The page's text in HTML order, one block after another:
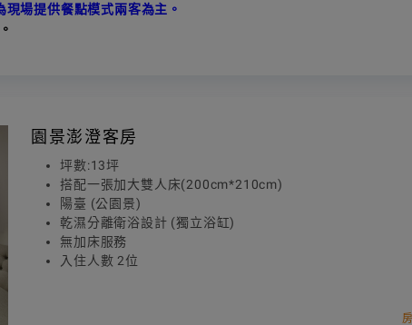
場提供餐點模式兩客為主。
園景澎澄客房
坪數:13坪
搭配一張加大雙人床(200cm*210cm)
陽臺 (公園景)
乾濕分離衛浴設計 (獨立浴缸)
無加床服務
入住人數 2位